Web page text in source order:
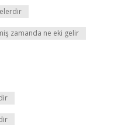
zamanda ne eki gelir